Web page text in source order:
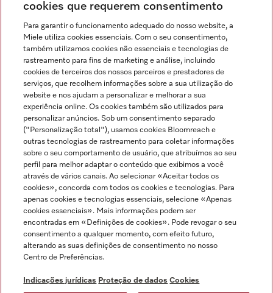
Indicações jurídicas
Condições gerais
Proteção de dados
Condições de utilização
Canal de Ética
Formulário de livre resolução
Miele no Instagram
Miele no Facebook
Miele no Youtube
cookies que requerem consentimento
Para garantir o funcionamento adequado do nosso website, a
Miele utiliza cookies essenciais. Com o seu consentimento,
também utilizamos cookies não essenciais e tecnologias de
rastreamento para fins de marketing e análise, incluindo
cookies de terceiros dos nossos parceiros e prestadores de
serviços, que recolhem informações sobre a sua utilização do
website e nos ajudam a personalizar e melhorar a sua
experiência online. Os cookies também são utilizados para
personalizar anúncios. Sob um consentimento separado
("Personalização total"), usamos cookies Bloomreach e
outras tecnologias de rastreamento para coletar informações
sobre o seu comportamento de usuário, que atribuímos ao seu
perfil para melhor adaptar o conteúdo que exibimos a você
através de vários canais. Ao selecionar «Aceitar todos os
cookies», concorda com todos os cookies e tecnologias. Para
apenas cookies e tecnologias essenciais, selecione «Apenas
cookies essenciais». Mais informações podem ser
encontradas em «Definições de cookies». Pode revogar o seu
consentimento a qualquer momento, com efeito futuro,
alterando as suas definições de consentimento no nosso
Centro de Preferências.
Indicações jurídicas Proteção de dados Cookies